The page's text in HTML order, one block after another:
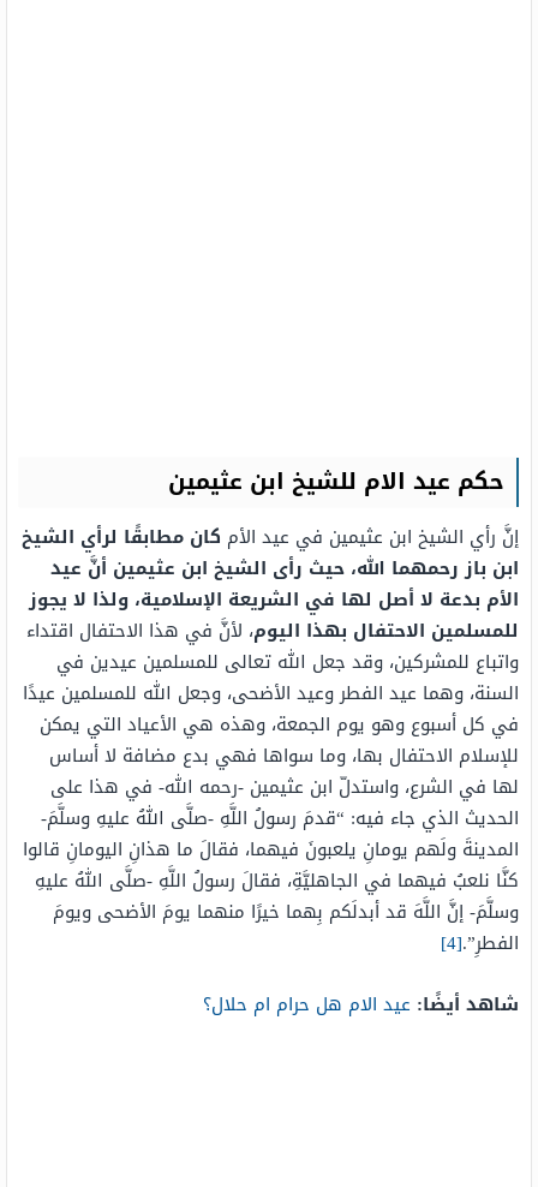
حكم عيد الام للشيخ ابن عثيمين
إنَّ رأي الشيخ ابن عثيمين في عيد الأم كان مطابقًا لرأي الشيخ
ابن باز رحمهما الله، حيث رأى الشيخ ابن عثيمين أنَّ عيد
الأم بدعة لا أصل لها في الشريعة الإسلامية، ولذا لا يجوز
للمسلمين الاحتفال بهذا اليوم، لأنَّ في هذا الاحتفال اقتداء
واتباع للمشركين، وقد جعل الله تعالى للمسلمين عيدين في
السنة، وهما عيد الفطر وعيد الأضحى، وجعل الله للمسلمين عيدًا
في كل أسبوع وهو يوم الجمعة، وهذه هي الأعياد التي يمكن
للإسلام الاحتفال بها، وما سواها فهي بدع مضافة لا أساس
لها في الشرع، واستدلّ ابن عثيمين -رحمه الله- في هذا على
الحديث الذي جاء فيه: “قدمَ رسولُ اللَّهِ -صلَّى اللهُ عليهِ وسلَّمَ-
المدينةَ ولَهم يومانِ يلعبونَ فيهما، فقالَ ما هذانِ اليومانِ قالوا
كنَّا نلعبُ فيهما في الجاهليَّةِ، فقالَ رسولُ اللَّهِ -صلَّى اللهُ عليهِ
وسلَّمَ-إنَّ اللَّهَ قدأبدلَكم بِهما خيرًا منهما يومَ الأضحى ويومَ
الفطرِ”.[4]
شاهد أيضًا: عيد الام هل حرام ام حلال؟